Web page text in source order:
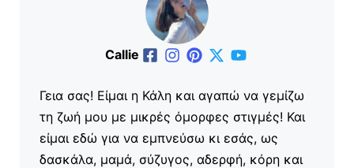
Callie
Γεια σας! Είμαι η Κάλη και αγαπώ να γεμίζω
τη ζωή μου με μικρές όμορφες στιγμές! Και
είμαι εδώ για να εμπνεύσω κι εσάς, ως
δασκάλα, μαμά, σύζυγος, αδερφή, κόρη και